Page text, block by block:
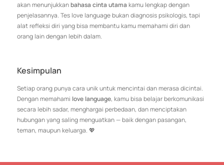
akan menunjukkanbahasa cinta utama kamu lengkap dengan
penjelasannya. Tes love language bukan diagnosis psikologis, tapi
alat refleksi diri yang bisa membantu kamu memahami diri dan
orang lain dengan lebih dalam.
Kesimpulan
Setiap orang punya cara unik untuk mencintai dan merasa dicintai.
Dengan memahami love language, kamu bisa belajar berkomunikasi
secara lebih sadar, menghargai perbedaan, dan menciptakan
hubungan yang saling menguatkan — baik dengan pasangan,
teman, maupun keluarga. 💖